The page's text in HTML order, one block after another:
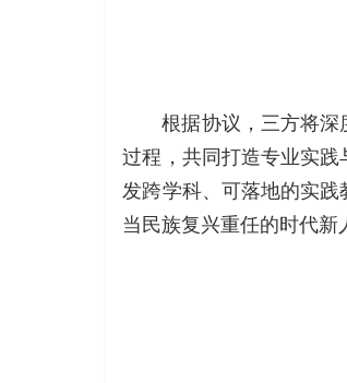
根据协议，三方将深
过程，共同打造专业实
发跨学科、可落地的实
当民族复兴重任的时代新